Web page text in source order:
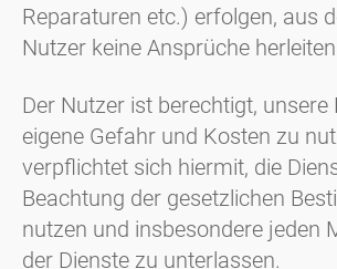
Reparaturen etc.) erfolgen, aus
Nutzer keine Ansprüche
Der Nutzer ist berechtigt, unsere
eigene Gefahr und Kosten zu
verpflichtet sich hiermit, die
Beachtung der gesetzlichen
nutzen und insbesondere jeden
der Dienste zu unterlassen.